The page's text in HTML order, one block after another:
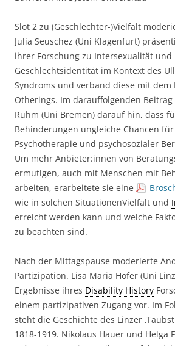
Slot 2 zu (Geschlechter-)Vielfalt
Julia Seuschez (Uni Klagenfurt)
ihrer Forschung zu Intersexualität und
Geschlechtsidentität im Kontext des
Syndroms und verband diese mit dem
Otherings. Im darauffolgenden Beitrag
Ruhm (Uni Bremen) darauf hin, dass
Behinderungen ungleiche Chancen
Psychotherapie und psychosozialer
Um mehr Anbieter:innen von
ermutigen, auch mit Menschen mit
arbeiten, erarbeitete sie eine
wie in solchen SituationenVielfalt und
erreicht werden kann und welche
zu beachten sind.
Nach der Mittagspause moderierte
Partizipation. Lisa Maria Hofer (Uni
Ergebnisse ihres Disability History
einem partizipativen Zugang vor. Im
steht die Geschichte des Linzer
1818-1919. Nikolaus Hauer und Helga